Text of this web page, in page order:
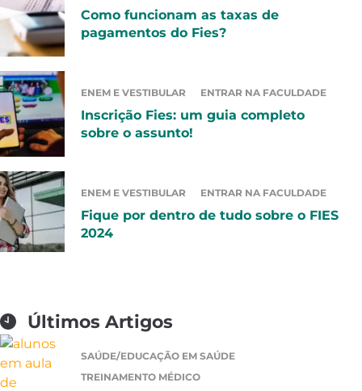
Como funcionam as taxas de
pagamentos do Fies?
ENEM E VESTIBULAR ENTRAR NA FACULDADE
Inscrição Fies: um guia completo
sobre o assunto!
ENEM E VESTIBULAR ENTRAR NA FACULDADE
Fique por dentro de tudo sobre o FIES
2024
Últimos Artigos
SAÚDE/EDUCAÇÃO EM SAÚDE
TREINAMENTO MÉDICO